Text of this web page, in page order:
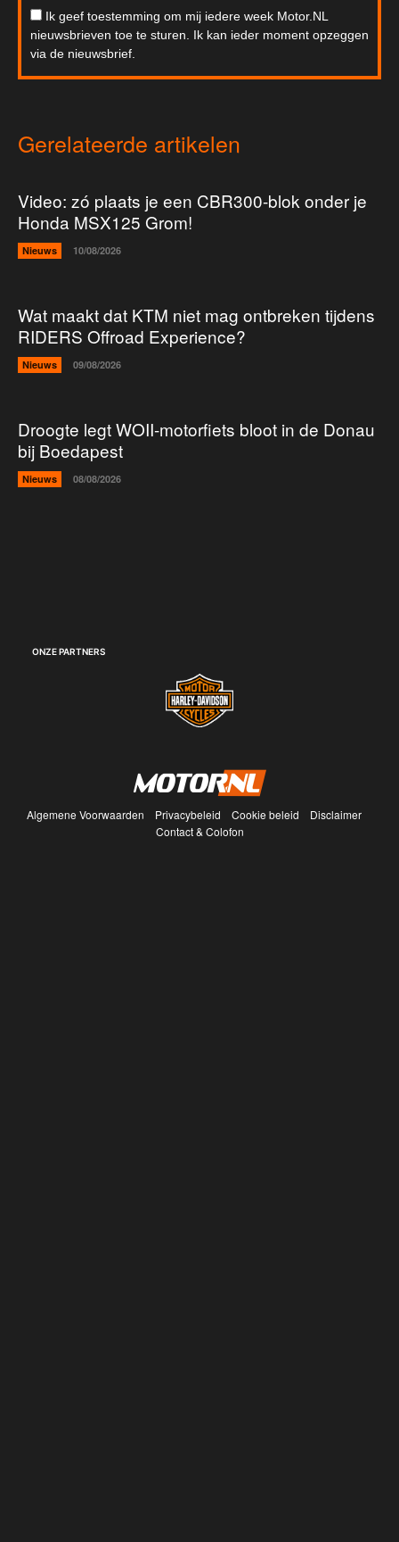
Ik geef toestemming om mij iedere week Motor.NL
nieuwsbrieven toe te sturen. Ik kan ieder moment opzeggen
via de nieuwsbrief.
Gerelateerde artikelen
Video: zó plaats je een CBR300-blok onder je
Honda MSX125 Grom!
Nieuws 10/08/2026
Wat maakt dat KTM niet mag ontbreken tijdens
RIDERS Offroad Experience?
Nieuws 09/08/2026
Droogte legt WOII-motorfiets bloot in de Donau
bij Boedapest
Nieuws 08/08/2026
ONZE PARTNERS
Algemene Voorwaarden Privacybeleid Cookie beleid
Disclaimer
Contact & Colofon